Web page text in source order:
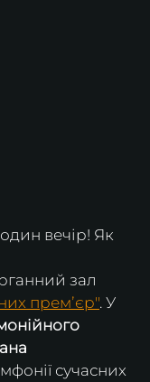
вечір! Як
зал
премʼєр". У
сучасних